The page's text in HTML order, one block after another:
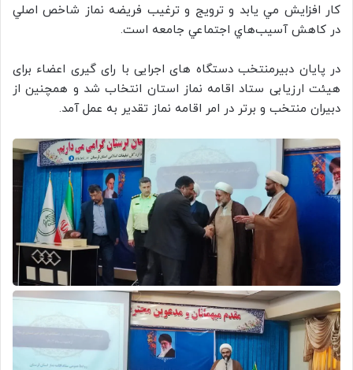
كار افزايش مي يابد و ترويج و ترغيب فريضه نماز شاخص اصلي
در كاهش آسيب‌هاي اجتماعي جامعه است.
در پایان دبیرمنتخب دستگاه های اجرایی با رای گیری اعضاء برای
هیئت ارزیابی ستاد اقامه نماز استان انتخاب شد و همچنین از
دبیران منتخب و برتر در امر اقامه نماز تقدیر به عمل آمد.